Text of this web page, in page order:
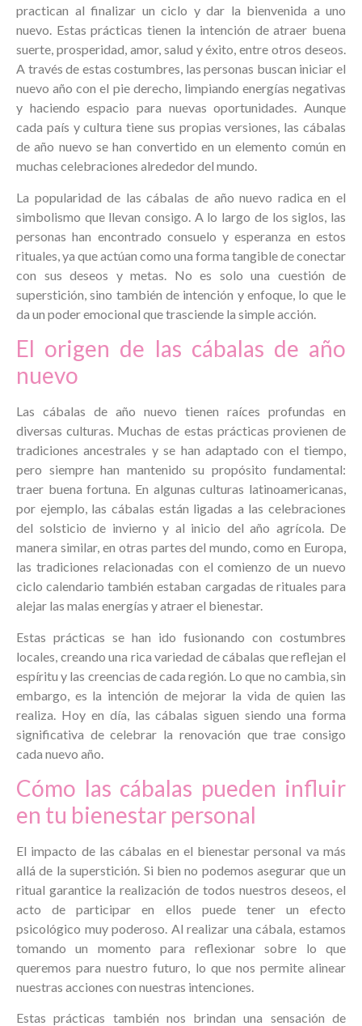
practican al finalizar un ciclo y dar la bienvenida a uno
nuevo. Estas prácticas tienen la intención de atraer buena
suerte, prosperidad, amor, salud y éxito, entre otros deseos.
A través de estas costumbres, las personas buscan iniciar el
nuevo año con el pie derecho, limpiando energías negativas
y haciendo espacio para nuevas oportunidades. Aunque
cada país y cultura tiene sus propias versiones, las cábalas
de año nuevo se han convertido en un elemento común en
muchas celebraciones alrededor del mundo.
La popularidad de las cábalas de año nuevo radica en el
simbolismo que llevan consigo. A lo largo de los siglos, las
personas han encontrado consuelo y esperanza en estos
rituales, ya que actúan como una forma tangible de conectar
con sus deseos y metas. No es solo una cuestión de
superstición, sino también de intención y enfoque, lo que le
da un poder emocional que trasciende la simple acción.
El origen de las cábalas de año
nuevo
Las cábalas de año nuevo tienen raíces profundas en
diversas culturas. Muchas de estas prácticas provienen de
tradiciones ancestrales y se han adaptado con el tiempo,
pero siempre han mantenido su propósito fundamental:
traer buena fortuna. En algunas culturas latinoamericanas,
por ejemplo, las cábalas están ligadas a las celebraciones
del solsticio de invierno y al inicio del año agrícola. De
manera similar, en otras partes del mundo, como en Europa,
las tradiciones relacionadas con el comienzo de un nuevo
ciclo calendario también estaban cargadas de rituales para
alejar las malas energías y atraer el bienestar.
Estas prácticas se han ido fusionando con costumbres
locales, creando una rica variedad de cábalas que reflejan el
espíritu y las creencias de cada región. Lo que no cambia, sin
embargo, es la intención de mejorar la vida de quien las
realiza. Hoy en día, las cábalas siguen siendo una forma
significativa de celebrar la renovación que trae consigo
cada nuevo año.
Cómo las cábalas pueden influir
en tu bienestar personal
El impacto de las cábalas en el bienestar personal va más
allá de la superstición. Si bien no podemos asegurar que un
ritual garantice la realización de todos nuestros deseos, el
acto de participar en ellos puede tener un efecto
psicológico muy poderoso. Al realizar una cábala, estamos
tomando un momento para reflexionar sobre lo que
queremos para nuestro futuro, lo que nos permite alinear
nuestras acciones con nuestras intenciones.
Estas prácticas también nos brindan una sensación de